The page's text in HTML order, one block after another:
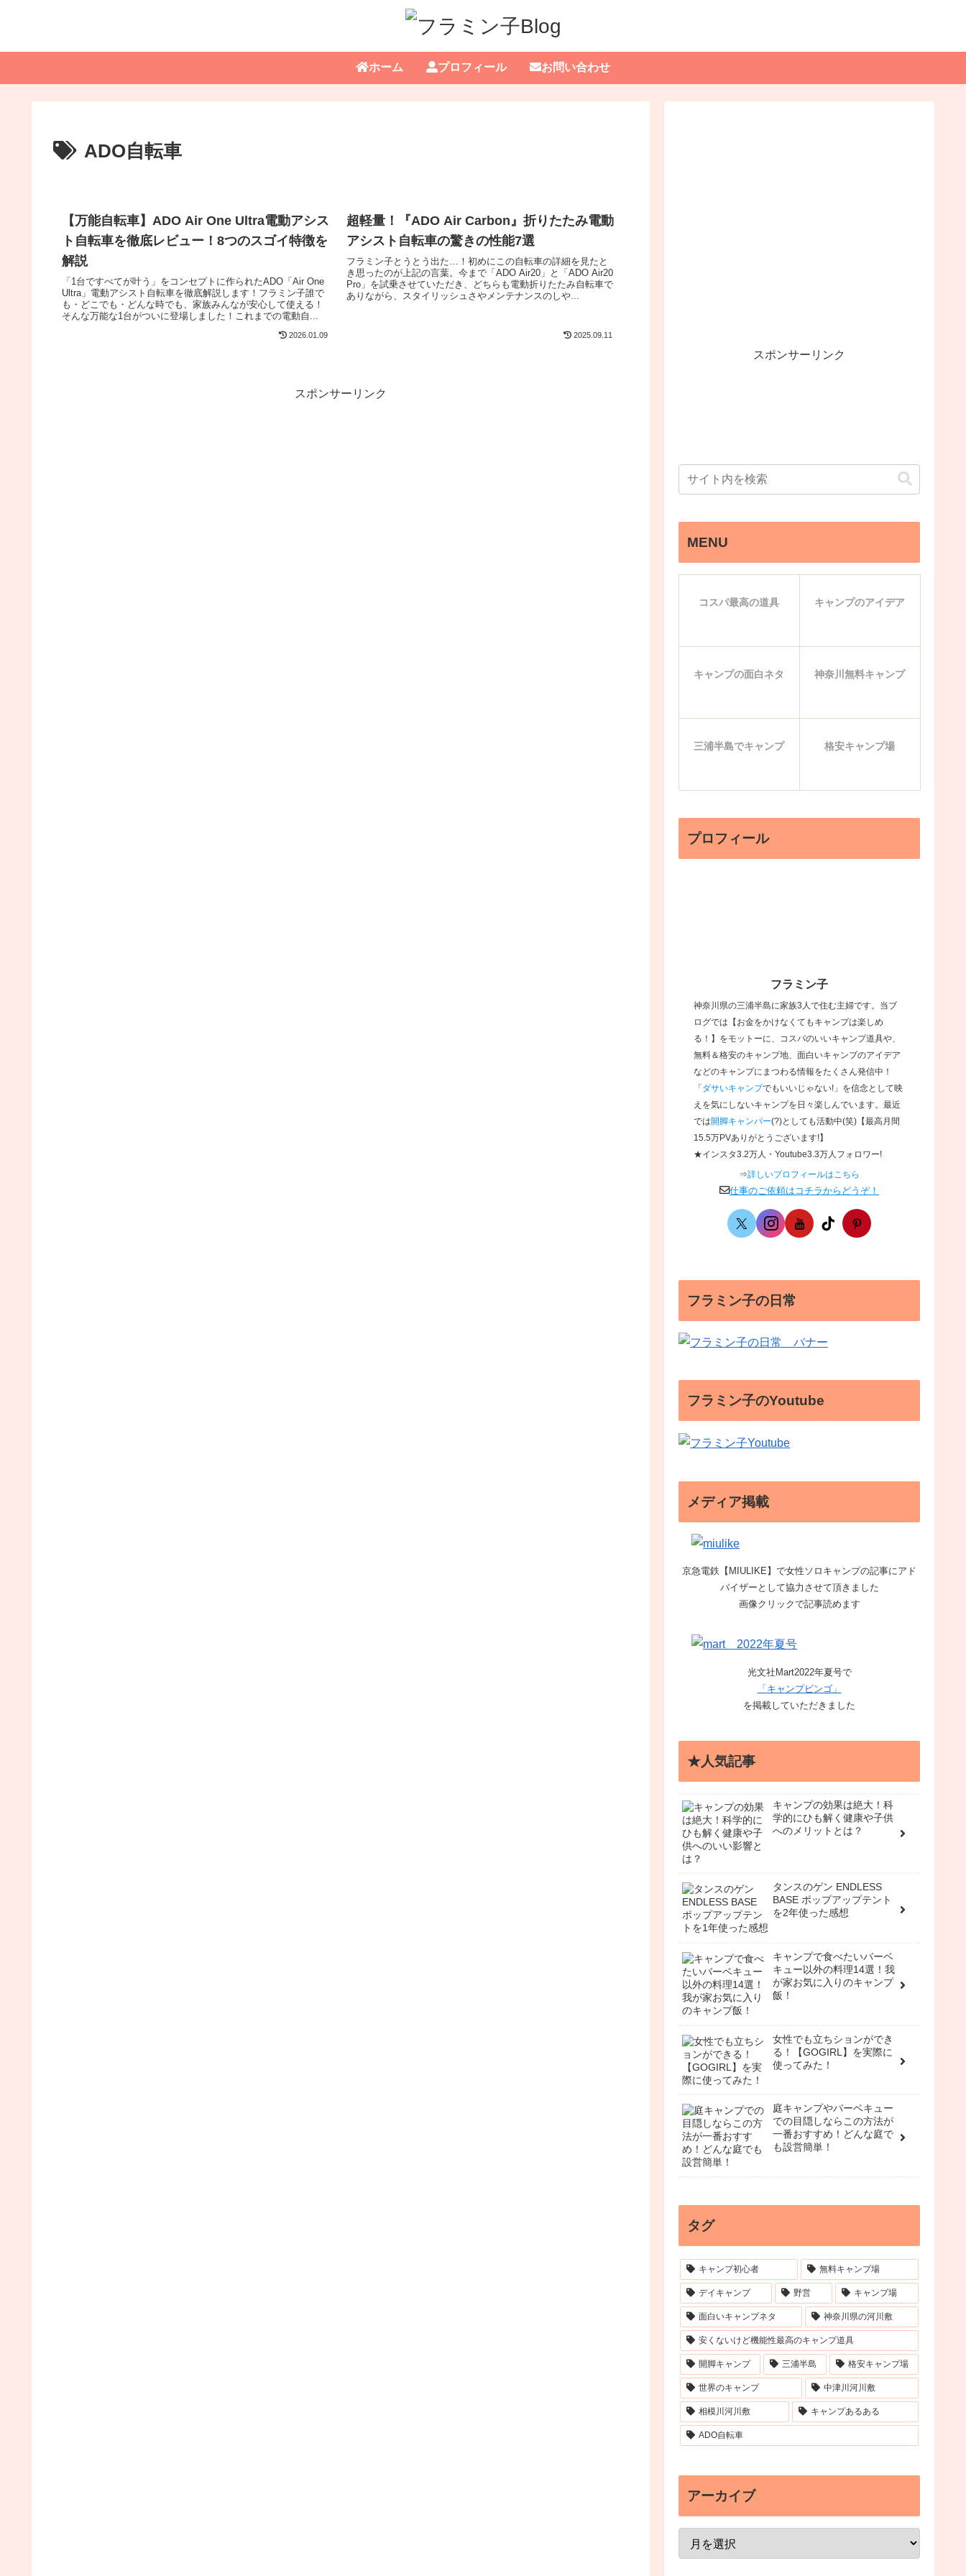
ホーム プロフィール お問い合わせ
ADO自転車
【万能自転車】ADO Air One Ultra電動アシス
ト自転車を徹底レビュー！8つのスゴイ特徴を
解説
「1台ですべてが叶う」をコンセプトに作られたADO「Air One
Ultra」電動アシスト自転車を徹底解説します！フラミン子誰で
も・どこでも・どんな時でも、家族みんなが安心して使える！
そんな万能な1台がついに登場しました！これまでの電動自...
2026.01.09
超軽量！『ADO Air Carbon』折りたたみ電動
アシスト自転車の驚きの性能7選
フラミン子とうとう出た…！初めにこの自転車の詳細を見たと
き思ったのが上記の言葉。今まで「ADO Air20」と「ADO Air20
Pro」を試乗させていただき、どちらも電動折りたたみ自転車で
ありながら、スタイリッシュさやメンテナンスのしや...
2025.09.11
スポンサーリンク
スポンサーリンク
MENU
コスパ最高の道具 キャンプのアイデア
キャンプの面白ネタ 神奈川無料キャンプ
三浦半島でキャンプ 格安キャンプ場
プロフィール
フラミン子
神奈川県の三浦半島に家族3人で住む主婦です。当ブ
ログでは【お金をかけなくてもキャンプは楽しめ
る！】をモットーに、コスパのいいキャンプ道具や、
無料＆格安のキャンプ地、面白いキャンプのアイデア
などのキャンプにまつわる情報をたくさん発信中！
「 ダサいキャンプでもいいじゃない!」を信念として映
えを気にしないキャンプを日々楽しんでいます。最近
では開脚キャンパー(?)としても活動中(笑)【最高月間
15.5万PVありがとうございます!】
★インスタ3.2万人・Youtube3.3万人フォロワー!
⇒詳しいプロフィールはこちら
仕事のご依頼はコチラからどうぞ！
フラミン子の日常
フラミン子のYoutube
メディア掲載
京急電鉄【MIULIKE】で女性ソロキャンプの記事にアド
バイザーとして協力させて頂きました
画像クリックで記事読めます
光文社Mart2022年夏号で
「キャンプビンゴ」
を掲載していただきました
★人気記事
キャンプの効果は絶大！科
学的にひも解く健康や子供
へのメリットとは？
タンスのゲン ENDLESS
BASE ポップアップテント
を2年使った感想
キャンプで食べたいバーベ
キュー以外の料理14選！我
が家お気に入りのキャンプ
飯！
女性でも立ちションができ
る！【GOGIRL】を実際に
使ってみた！
庭キャンプやバーベキュー
での目隠しならこの方法が
一番おすすめ！どんな庭で
も設営簡単！
タグ
キャンプ初心者 無料キャンプ場
デイキャンプ 野営 キャンプ場
面白いキャンプネタ 神奈川県の河川敷
安くないけど機能性最高のキャンプ道具
開脚キャンプ 三浦半島 格安キャンプ場
世界のキャンプ 中津川河川敷
相模川河川敷 キャンプあるある
ADO自転車
アーカイブ